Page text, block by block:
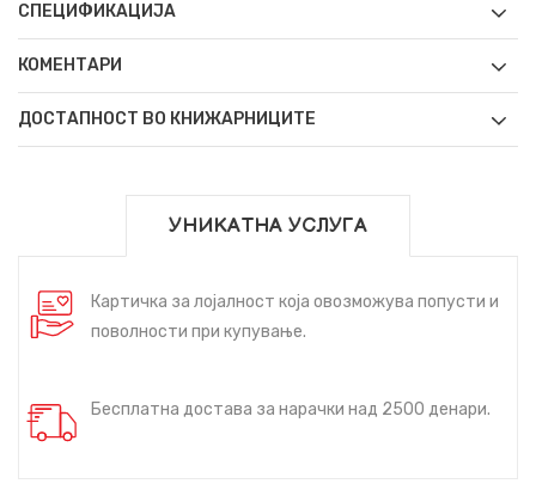
СПЕЦИФИКАЦИЈА
КОМЕНТАРИ
ДОСТАПНОСТ ВО КНИЖАРНИЦИТЕ
УНИКАТНА УСЛУГА
Картичка за лојалност која овозможува попусти и
поволности при купување.
Бесплатна достава за нарачки над 2500 денари.